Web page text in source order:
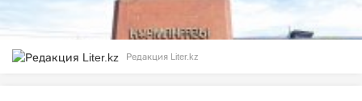
Редакция Liter.kz